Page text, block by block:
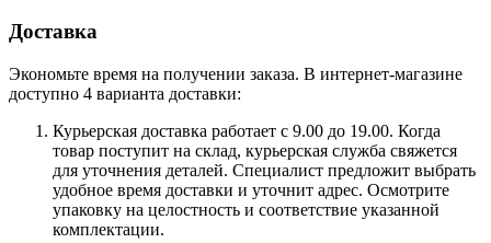
Доставка
Экономьте время на получении заказа. В интернет-магазине
доступно 4 варианта доставки:
Курьерская доставка работает с 9.00 до 19.00. Когда
товар поступит на склад, курьерская служба свяжется
для уточнения деталей. Специалист предложит выбрать
удобное время доставки и уточнит адрес. Осмотрите
упаковку на целостность и соответствие указанной
комплектации.